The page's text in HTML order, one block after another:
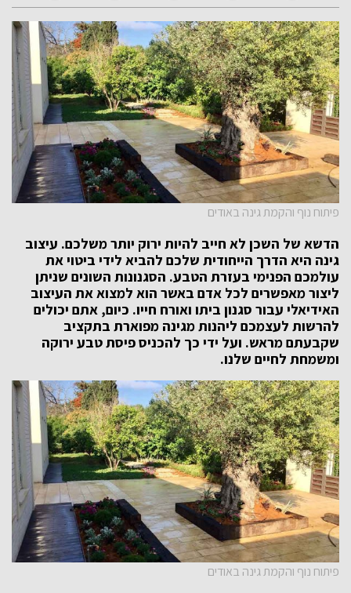
פיתוח נוף והקמת גינה באודים
הדשא של השכן לא חייב להיות ירוק יותר משלכם. עיצוב
גינה היא הדרך הייחודית שלכם להביא לידי ביטוי את
עולמכם הפנימי בעזרת הטבע. הסגנונות השונים שניתן
ליצור מאפשרים לכל אדם באשר הוא למצוא את העיצוב
האידיאלי עבור סגנון ביתו ואורח חייו. כיום, אתם יכולים
להרשות לעצמכם ליהנות מגינה מפוארת בתקציב
שקבעתם מראש. ועל ידי כך להכניס פיסת טבע ירוקה
ומשמחת לחיים שלנו.
פיתוח נוף והקמת גינה באודים